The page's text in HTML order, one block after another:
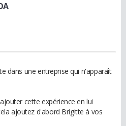
dans une entreprise qui n'apparaît
cette expérience en lui
ajoutez d'abord Brigitte à vos